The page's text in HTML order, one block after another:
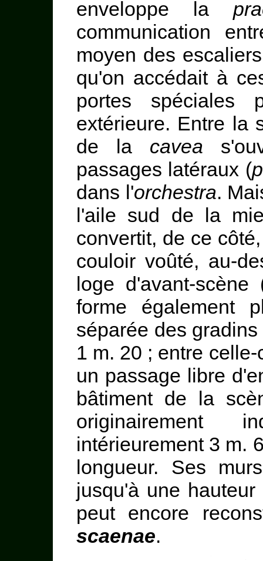
enveloppe la
communication
moyen des
qu'on accédait à
portes spéciales
extérieure. Entre la
de la cavea
passages latéraux (
dans l'orchestra.
l'aile sud de la
convertit, de ce
couloir voûté, au-
loge d'avant-scène
forme également
séparée des
1 m. 20 ; entre
un passage libre
bâtiment de la
originairement
intérieurement 3 m.
longueur. Ses
jusqu'à une
peut encore
scaenae.